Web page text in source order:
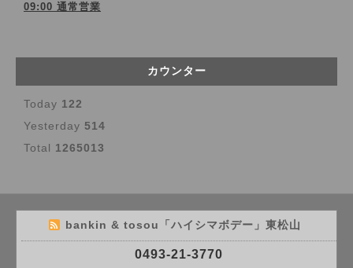
09:00 通常営業
カウンター
Today 122
Yesterday 514
Total 1265013
bankin & tosou「ハイシマボデー」東松山
0493-21-3770